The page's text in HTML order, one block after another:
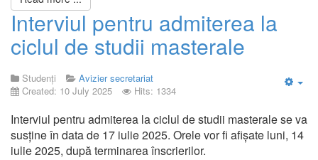
Interviul pentru admiterea la
ciclul de studii masterale
Studenți
Avizier secretariat
Created: 10 July 2025
Hits: 1334
Interviul pentru admiterea la ciclul de studii masterale se va
susține în data de 17 iulie 2025. Orele vor fi afișate luni, 14
iulie 2025, după terminarea înscrierilor.